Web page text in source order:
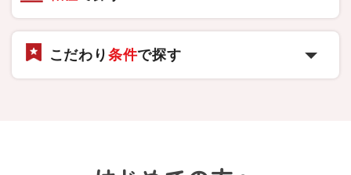
こだわり 条件で探す